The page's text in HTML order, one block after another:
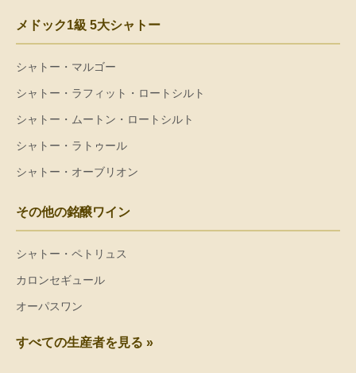
メドック1級 5大シャトー
シャトー・マルゴー
シャトー・ラフィット・ロートシルト
シャトー・ムートン・ロートシルト
シャトー・ラトゥール
シャトー・オーブリオン
その他の銘醸ワイン
シャトー・ペトリュス
カロンセギュール
オーパスワン
すべての生産者を見る »